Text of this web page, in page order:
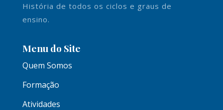
História de todos os ciclos e graus de
ensino.
Menu do Site
Quem Somos
Formação
Atividades